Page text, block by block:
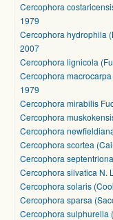
Cercophora
1979
Cercophora hydrophila
2007
Cercophora lignicola
Cercophora
1979
Cercophora mirabilis
Cercophora
Cercophora
Cercophora scortea
Cercophora
Cercophora silvatica N.
Cercophora solaris
Cercophora sparsa
Cercophora sulphurella